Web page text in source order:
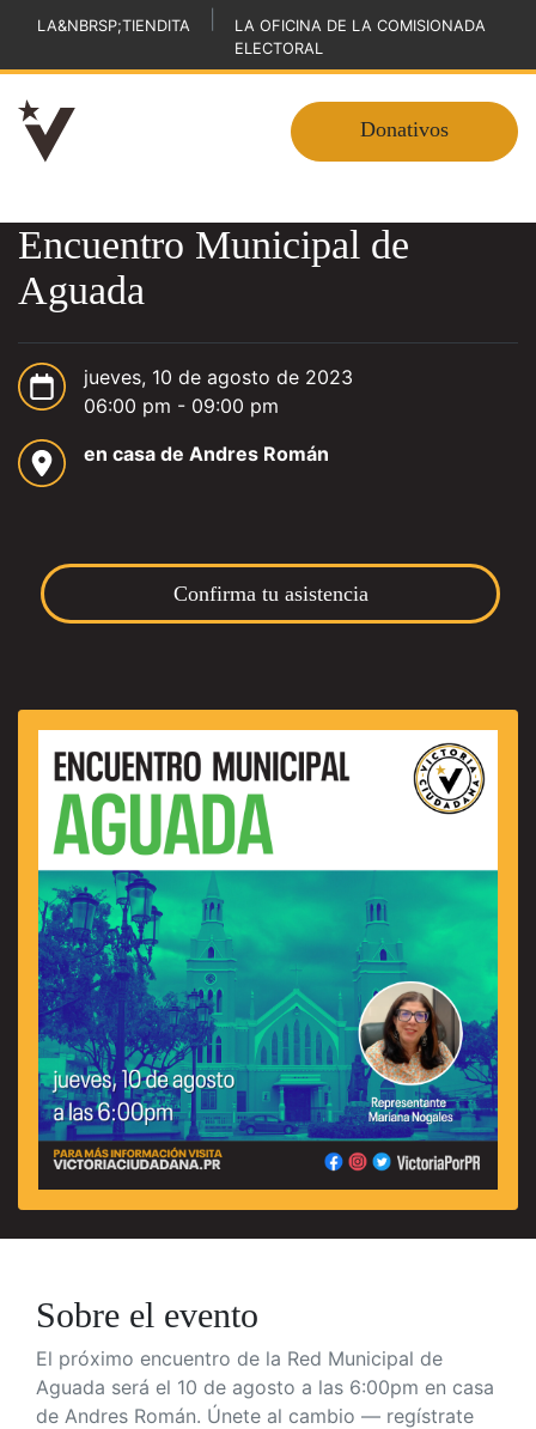
LA&NBRSP;TIENDITA
LA OFICINA DE LA COMISIONADA
ELECTORAL
Donativos
Encuentro Municipal de
Aguada
jueves, 10 de agosto de 2023
06:00 pm - 09:00 pm
en casa de Andres Román
Confirma tu asistencia
Sobre el evento
El próximo encuentro de la Red Municipal de
Aguada será el 10 de agosto a las 6:00pm en casa
de Andres Román. Únete al cambio — regístrate